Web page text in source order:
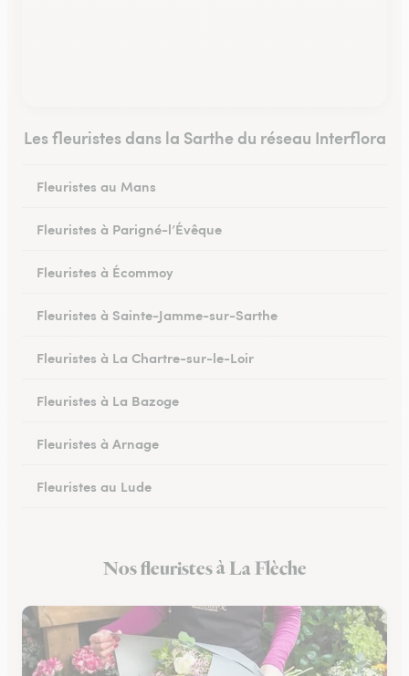
Les fleuristes dans la Sarthe du réseau Interflora
Fleuristes au Mans
Fleuristes à Parigné-l’Évêque
Fleuristes à Écommoy
Fleuristes à Sainte-Jamme-sur-Sarthe
Fleuristes à La Chartre-sur-le-Loir
Fleuristes à La Bazoge
Fleuristes à Arnage
Fleuristes au Lude
Fleuristes à Mamers
Nos fleuristes à La Flèche